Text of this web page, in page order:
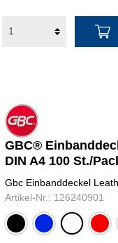
GBC®
DIN A4 100 St./
Gbc Einbanddeckel
Artikel-Nr.: 126240901
schwarzkönigsblauweiß